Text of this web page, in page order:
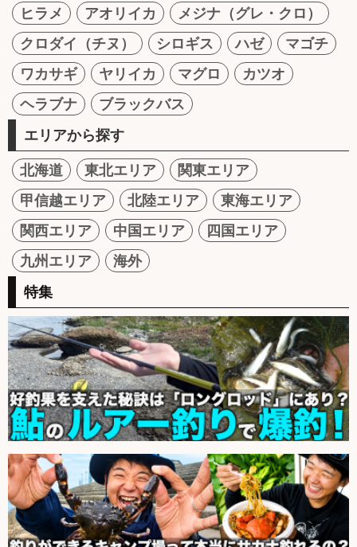
ヒラメ
アオリイカ
メジナ（グレ・クロ）
クロダイ（チヌ）
シロギス ハゼ
マゴチ
ワカサギ
ヤリイカ マグロ
カツオ
ヘラブナ
ブラックバス
エリアから探す
北海道 東北エリア
関東エリア
甲信越エリア
北陸エリア
東海エリア
関西エリア
中国エリア
四国エリア
九州エリア
海外
特集